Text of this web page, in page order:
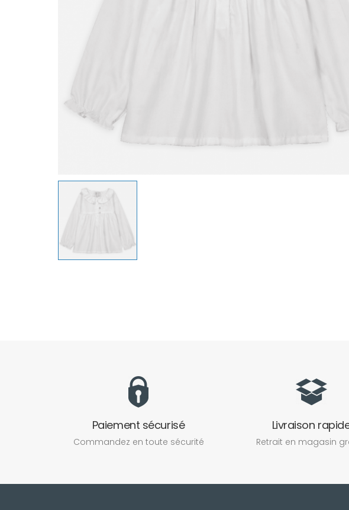
Paiement sécurisé
Commandez en toute sécurité
Livraison
Retrait en magasin